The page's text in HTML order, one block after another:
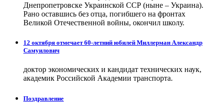
Днепропетровске Украинской ССР (ныне – Украина).
Рано оставшись без отца, погибшего на фронтах
Великой Отечественной войны, окончил школу.
12 октября отмечает 60-летний юбилей Миллерман Александр
Самуилович
доктор экономических и кандидат технических наук,
академик Российской Академии транспорта.
Поздравление